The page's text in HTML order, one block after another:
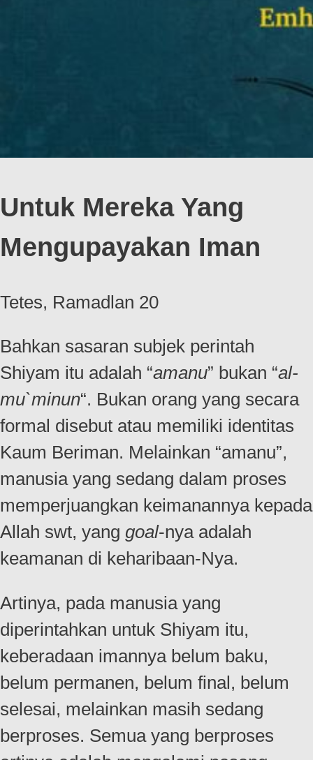
Untuk Mereka Yang
Mengupayakan Iman
Tetes, Ramadlan 20
Bahkan sasaran subjek perintah
Shiyam itu adalah “amanu” bukan “al-
mu`minun“. Bukan orang yang secara
formal disebut atau memiliki identitas
Kaum Beriman. Melainkan “amanu”,
manusia yang sedang dalam proses
memperjuangkan keimanannya kepada
Allah swt, yang goal-nya adalah
keamanan di keharibaan-Nya.
Artinya, pada manusia yang
diperintahkan untuk Shiyam itu,
keberadaan imannya belum baku,
belum permanen, belum final, belum
selesai, melainkan masih sedang
berproses. Semua yang berproses